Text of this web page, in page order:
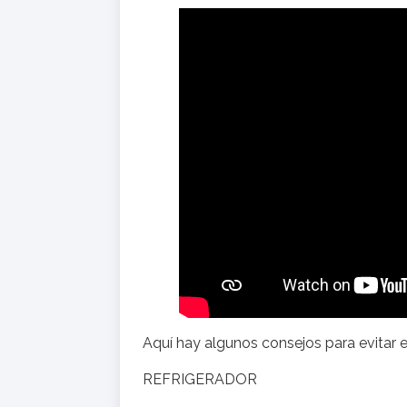
Aquí hay algunos consejos para evitar
REFRIGERADOR